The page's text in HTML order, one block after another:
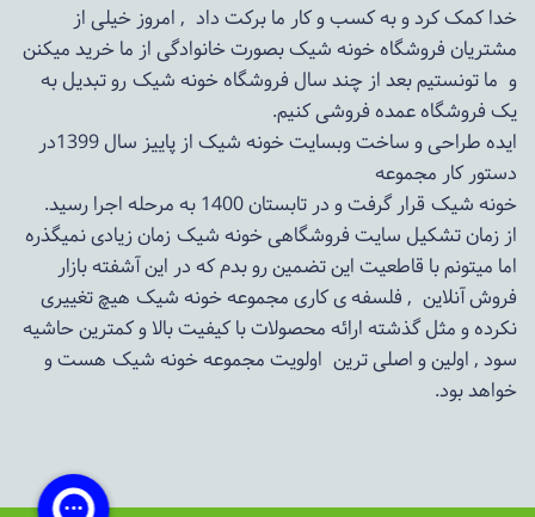
خدا کمک کرد و به کسب و کار ما برکت داد , امروز خیلی از
مشتریان فروشگاه خونه شیک بصورت خانوادگی از ما خرید میکنن
و ما تونستیم بعد از چند سال فروشگاهخونه شیکرو تبدیل به
یک فروشگاه عمده فروشی کنیم.
ایده طراحی و ساخت وبسایت خونه شیک از پاییز سال 1399در
دستور کار مجموعه
خونه شیک قرار گرفت و در تابستان 1400 به مرحله اجرا رسید.
از زمان تشکیل سایت فروشگاهیخونه شیکزمان زیادی نمیگذره
اما میتونم با قاطعیت این تضمین رو بدم که در این آشفته بازار
فروش آنلاین , فلسفه ی کاری مجموعهخونه شیک هیچ تغییری
نکرده و مثل گذشته ارائه محصولات با کیفیت بالا و کمترین حاشیه
سود , اولین و اصلی ترین اولویت مجموعهخونه شیک هست و
خواهد بود.